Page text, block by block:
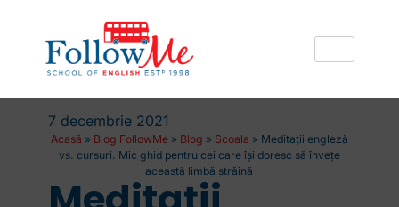
7 decembrie 2021
Acasă » Blog FollowMe» Blog » Scoala » Meditații engleză
vs. cursuri. Mic ghid pentru cei care își doresc să învețe
această limbă străină